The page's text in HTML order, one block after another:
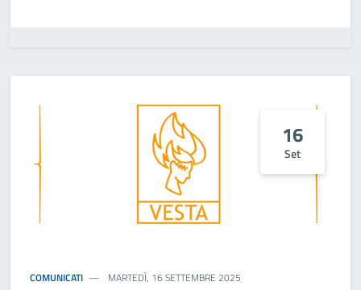
16
Set
COMUNICATI MARTEDÌ, 16 SETTEMBRE 2025